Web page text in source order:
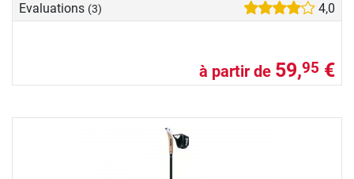
Evaluations (3) 4,0
à partir de 59,95 €